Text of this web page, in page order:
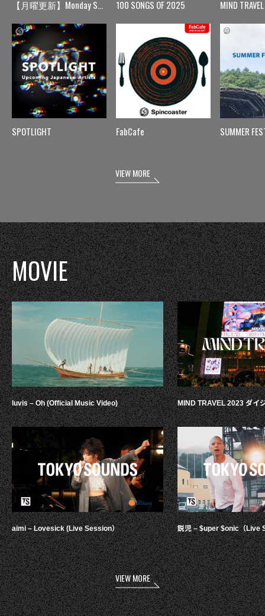
【月曜更新】Monday Spin
SPOTLIGHT
100 SONGS OF 2025
FabCafe
MIND TRAVEL
SUMMER
VIEW MORE
MOVIE
luvis – Oh (Official Music Video)
aimi – Lovesick (Live Session）
MIND TRAVEL 2023 ダイ
鋭児 – $uper $onic（Live
VIEW MORE